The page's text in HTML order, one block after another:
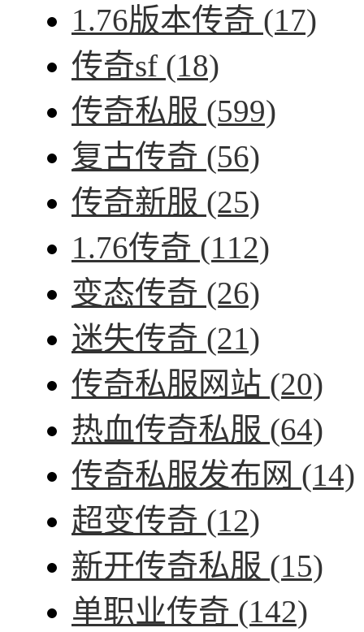
1.76版本传奇 (17)
传奇sf (18)
传奇私服 (599)
复古传奇 (56)
传奇新服 (25)
1.76传奇 (112)
变态传奇 (26)
迷失传奇 (21)
传奇私服网站 (20)
热血传奇私服 (64)
传奇私服发布网 (14)
超变传奇 (12)
新开传奇私服 (15)
单职业传奇 (142)